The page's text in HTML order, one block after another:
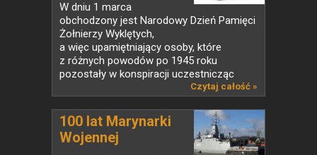
W dniu 1 marca
obchodzony jest Narodowy Dzień Pamięci
Żołnierzy Wyklętych,
a więc upamiętniający osoby, które
z różnych powodów po 1945 roku
pozostały w konspiracji uczestnicząc
Czytaj całość »
100 lat Marynarki
Wojennej